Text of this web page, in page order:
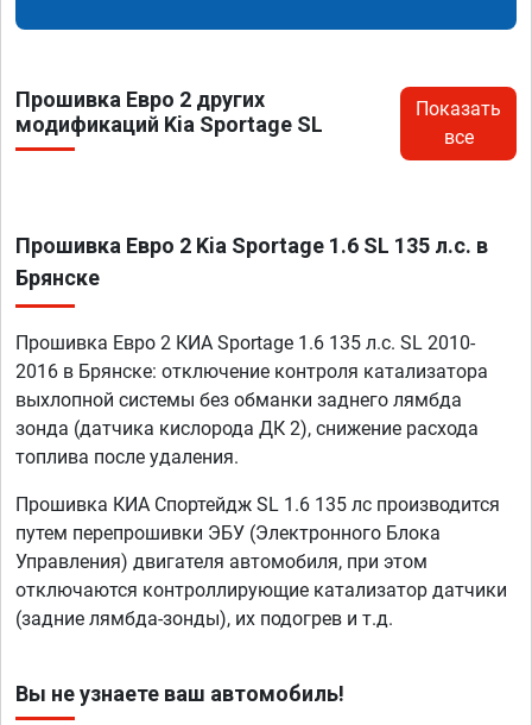
Прошивка Евро 2 других
модификаций Kia Sportage SL
Показать
все
Прошивка Евро 2 Kia Sportage 1.6 SL 135 л.с. в
Брянске
Прошивка Евро 2 КИА Sportage 1.6 135 л.с. SL 2010-
2016 в Брянске: отключение контроля катализатора
выхлопной системы без обманки заднего лямбда
зонда (датчика кислорода ДК 2), снижение расхода
топлива после удаления.
Прошивка КИА Спортейдж SL 1.6 135 лс производится
путем перепрошивки ЭБУ (Электронного Блока
Управления) двигателя автомобиля, при этом
отключаются контроллирующие катализатор датчики
(задние лямбда-зонды), их подогрев и т.д.
Вы не узнаете ваш автомобиль!